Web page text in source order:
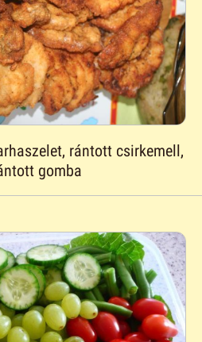
rántott csirkemell,
gomba